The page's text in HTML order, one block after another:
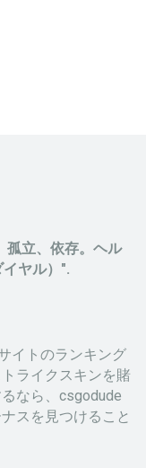
孤立、依存。ヘル
ヤル）".
イトのランキング
ライクスキンを賭
なら、csgodude
スを見つけること